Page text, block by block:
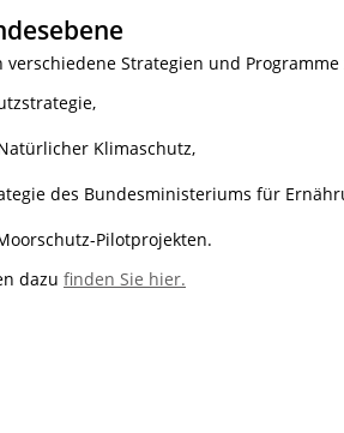
Strategien und
Klimaschutz,
des Bundesministeriums für
Pilotprojekten.
dazu finden Sie hier.